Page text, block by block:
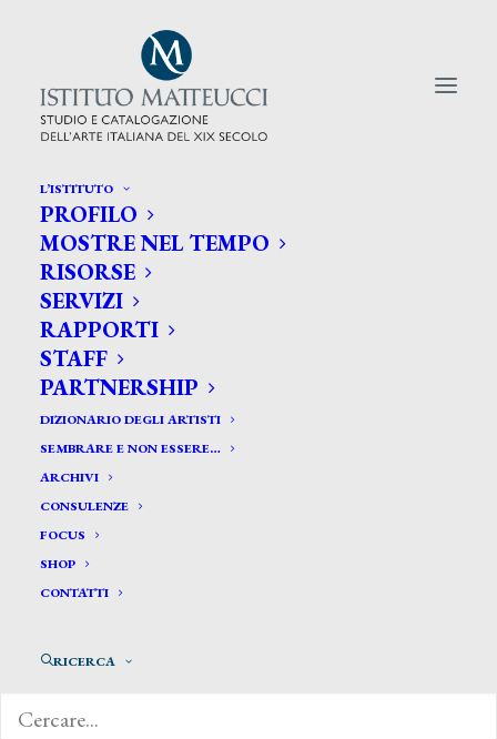
L’ISTITUTO
PROFILO
MOSTRE NEL TEMPO
RISORSE
SERVIZI
RAPPORTI
STAFF
PARTNERSHIP
DIZIONARIO DEGLI ARTISTI
SEMBRARE E NON ESSERE…
ARCHIVI
CONSULENZE
FOCUS
SHOP
CONTATTI
RICERCA
CERCA TRA GLI ARTISTI:
Search
for:
Sobres Juan